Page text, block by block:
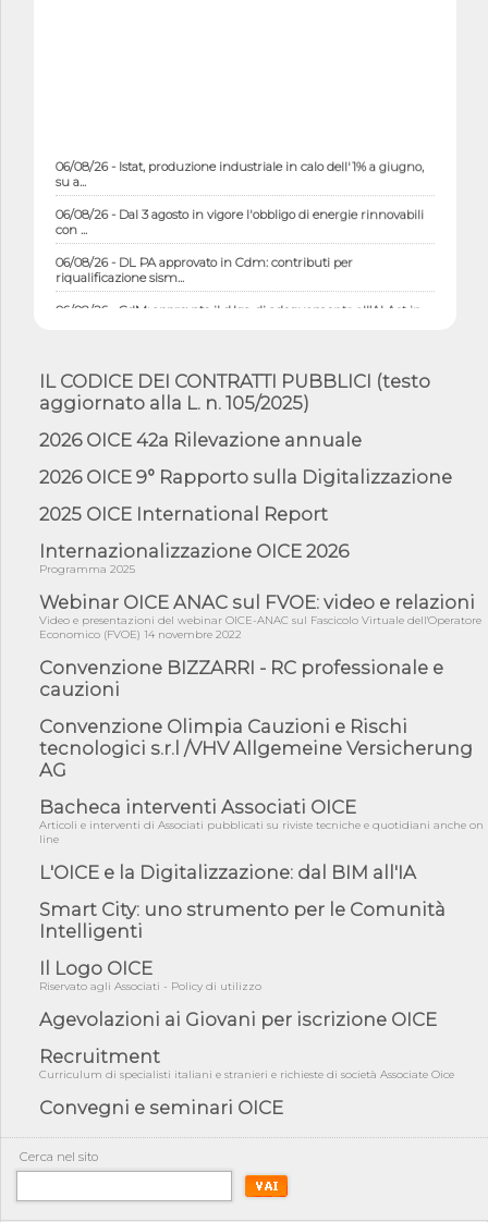
06/08/26 - Istat, produzione industriale in calo dell'1% a giugno,
su a...
06/08/26 - Dal 3 agosto in vigore l'obbligo di energie rinnovabili
con ...
06/08/26 - DL PA approvato in Cdm: contributi per
riqualificazione sism...
06/08/26 - CdM: approvato il d.lgs. di adeguamento all’AI Act in
05/08/26 - DL Infrastrutture e PNRR è legge: approvata oggi la
fiducia...
05/08/26 - Focus OICE sul DDL di riforma della responsabilità
2 s...
05/08/26 - SAVE THE DATE: Assemblea Pubblica Confindustria
Professioni ...
05/08/26 - Successo OICE per il bando della Città metropolitana
di Reg...
05/08/26 - Lettera OICE per il bando della Giunta Regionale della
04/08/26 - DL PA: previste cancellazioni da elenchi professionisti
04/08/26 - International Sustainable Buildings Competition -
COP31, An...
impugnar...
04/08/26 - Rapporto Anac corruzione 2020-2026: procedimenti
penali per ...
04/08/26 - CdS: partecipazione alla gara non equivale ad
04/08/26 - DL Infrastrutture approvato alla Camera, passa ora al
Senato
03/08/26 - TAR Piemonte: RUP può avvalersi di consulente
esterno per v...
03/08/26 - Gruppo FS: nel primo semestre 2026 3 mld di
03/08/26 - Conferenza Obiettivo Export: Imprese e Territori del
03/08/26 - TAR Sicilia: raggruppate devono possedere requisiti
per eseg...
03/08/26 - TAR Lazio - Latina: omesso sopralluogo obbligatorio
03/08/26 - Investimenti stradali nei piccoli Comuni: dal MIT
IL CODICE DEI CONTRATTI PUBBLICI (testo
aggiornato alla L. n. 105/2025)
2026 OICE 42a Rilevazione annuale
2026 OICE 9° Rapporto sulla Digitalizzazione
2025 OICE International Report
Internazionalizzazione OICE 2026
Programma 2025
Webinar OICE ANAC sul FVOE: video e relazioni
Video e presentazioni del webinar OICE-ANAC sul Fascicolo Virtuale dell'Operatore
Economico (FVOE) 14 novembre 2022
Convenzione BIZZARRI - RC professionale e
cauzioni
Convenzione Olimpia Cauzioni e Rischi
tecnologici s.r.l /VHV Allgemeine Versicherung
AG
Bacheca interventi Associati OICE
Articoli e interventi di Associati pubblicati su riviste tecniche e quotidiani anche on
line
L'OICE e la Digitalizzazione: dal BIM all'IA
Smart City: uno strumento per le Comunità
Intelligenti
Il Logo OICE
Riservato agli Associati - Policy di utilizzo
Agevolazioni ai Giovani per iscrizione OICE
Recruitment
Curriculum di specialisti italiani e stranieri e richieste di società Associate Oice
Convegni e seminari OICE
Cerca nel sito